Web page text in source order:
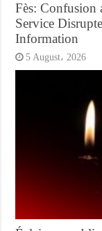
Fès: Confusion
Service
Information
5 August، 2026